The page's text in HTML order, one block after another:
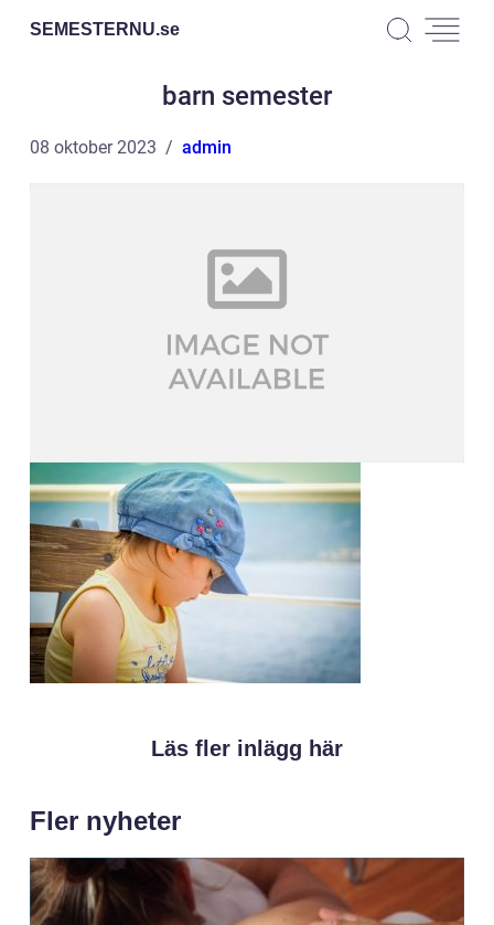
SEMESTERNU.se
barn semester
08 oktober 2023 admin
Läs fler inlägg här
Fler nyheter